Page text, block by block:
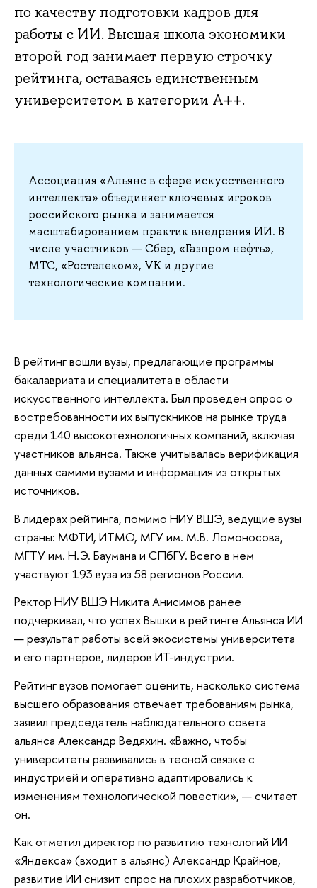
по качеству подготовки кадров для
работы с ИИ. Высшая школа экономики
второй год занимает первую строчку
рейтинга, оставаясь единственным
университетом в категории A++.
Ассоциация «Альянс в сфере искусственного
интеллекта» объединяет ключевых игроков
российского рынка и занимается
масштабированием практик внедрения ИИ. В
числе участников — Сбер, «Газпром нефть»,
МТС, «Ростелеком», VK и другие
технологические компании.
В рейтинг вошли вузы, предлагающие программы
бакалавриата и специалитета в области
искусственного интеллекта. Был проведен опрос о
востребованности их выпускников на рынке труда
среди 140 высокотехнологичных компаний, включая
участников альянса. Также учитывалась верификация
данных самими вузами и информация из открытых
источников.
В лидерах рейтинга, помимо НИУ ВШЭ, ведущие вузы
страны: МФТИ, ИТМО, МГУ им. М.В. Ломоносова,
МГТУ им. Н.Э. Баумана и СПбГУ. Всего в нем
участвуют 193 вуза из 58 регионов России.
Ректор НИУ ВШЭ Никита Анисимов ранее
подчеркивал, что успех Вышки в рейтинге Альянса ИИ
— результат работы всей экосистемы университета
и его партнеров, лидеров ИТ-индустрии.
Рейтинг вузов помогает оценить, насколько система
высшего образования отвечает требованиям рынка,
заявил председатель наблюдательного совета
альянса Александр Ведяхин. «Важно, чтобы
университеты развивались в тесной связке с
индустрией и оперативно адаптировались к
изменениям технологической повестки», — считает
он.
Как отметил директор по развитию технологий ИИ
«Яндекса» (входит в альянс) Александр Крайнов,
развитие ИИ снизит спрос на плохих разработчиков,